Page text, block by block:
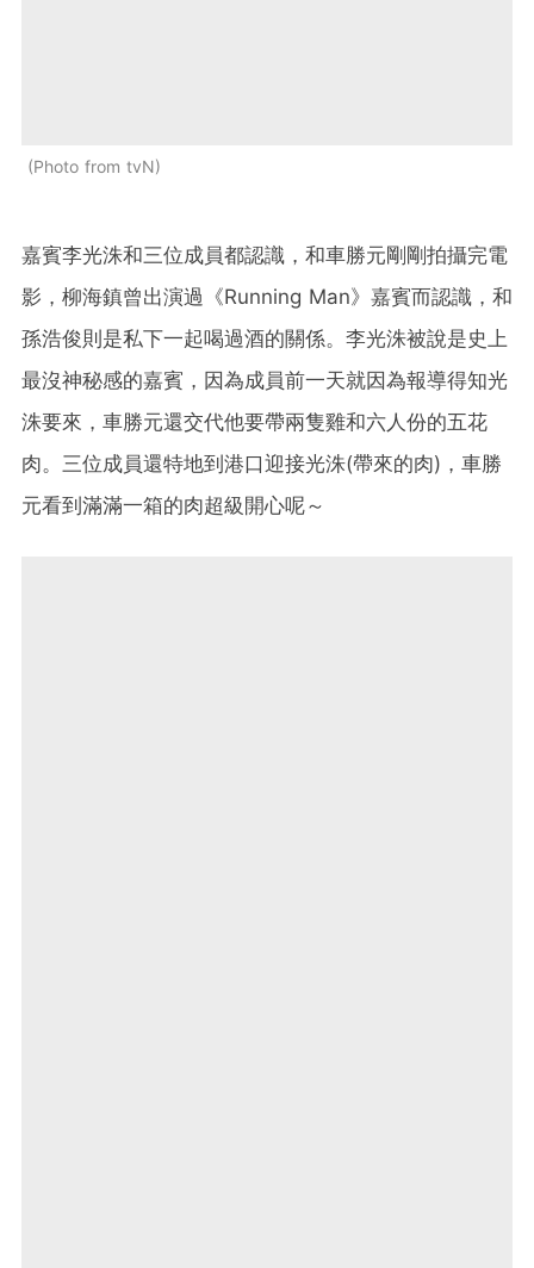
Photo from tvN
嘉賓李光洙和三位成員都認識，和車勝元剛剛拍攝完電
影，柳海鎮曾出演過《Running Man》嘉賓而認識，和
孫浩俊則是私下一起喝過酒的關係。李光洙被說是史上
最沒神秘感的嘉賓，因為成員前一天就因為報導得知光
洙要來，車勝元還交代他要帶兩隻雞和六人份的五花
肉。三位成員還特地到港口迎接光洙(帶來的肉)，車勝
元看到滿滿一箱的肉超級開心呢～